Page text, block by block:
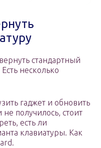
стандартный
несколько
гаджет и обновить
получилось, стоит
есть ли
клавиатуры. Как